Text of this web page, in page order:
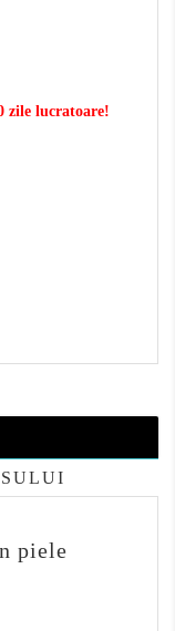
zile lucratoare!
piele